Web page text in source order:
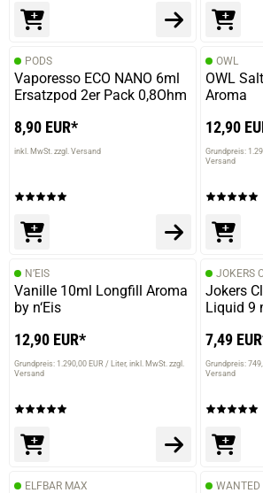
PODS
Vaporesso ECO NANO 6ml
Ersatzpod 2er Pack 0,8Ohm
8,90 EUR*
inkl. MwSt. zzgl. Versand
OWL
OWL
Aroma
12,90
Grundpreis:
Versand
N’EIS
Vanille 10ml Longfill Aroma
by n‘Eis
12,90 EUR*
Grundpreis: 1.290,00 EUR / Liter inkl. MwSt. zzgl.
Versand
JOKERS
Jokers
Liquid 9
7,49
Grundpreis:
Versand
ELFBAR MAX WANTED